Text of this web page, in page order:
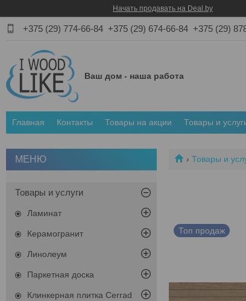
Начать продавать на Deal.by
+375 (29) 774-66-84 +375 (29) 674-66-84 +375 (29)
Ваш дом - наша работа
Главная Контакты Товары на акции Товары и
Товары и
Топ продаж
Товары и услуги
Ламинат
Керамогранит
Линолеум
Паркетная доска
Клинкерная плитка Cerrad